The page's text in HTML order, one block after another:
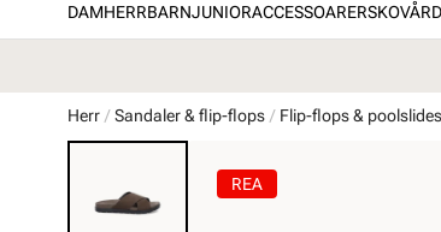
DAMHERRBARNJUNIORACCESSOARERSKOVÅRD
Herr Sandaler & flip-flops Flip-flops & poolslides
REA